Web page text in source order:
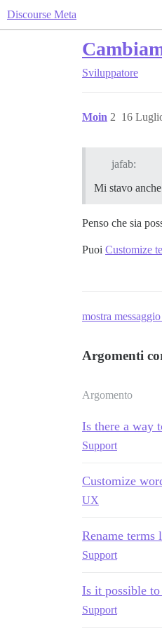
Discourse Meta
Sviluppatore
Moin 16
2
jafab:
Mi stavo
Penso che sia
Puoi Customize
mostra
Argomenti
Argomento
Is there a way
Support
Customize
UX
Rename terms
Support
Is it possible
Support